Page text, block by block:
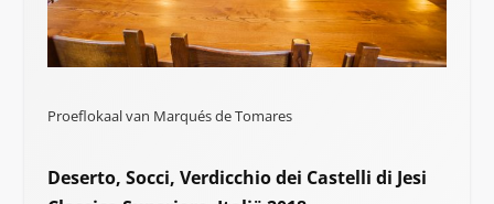
Proeflokaal van Marqués de Tomares
Deserto, Socci, Verdicchio dei Castelli di Jesi